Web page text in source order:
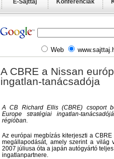
E-Sajttáj Konferenciák
Web
A CBRE a Nissan
ingatlan-tanácsadója
A CB Richard Ellis (CBRE) csoport
Europe stratégiai ingatlan-
régióban.
Az európai megbízás kiterjeszti a
megállapodását, amely szerint a világ
2007 júliusa óta a japán autógyártó
ingatlanpartnere.